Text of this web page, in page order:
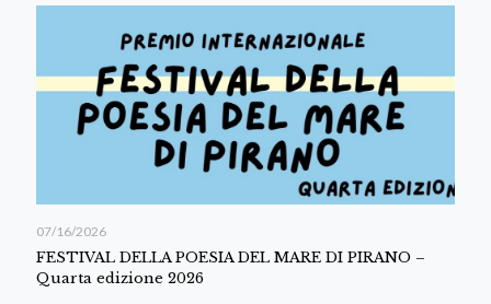
07/16/2026
FESTIVAL DELLA POESIA DEL MARE DI PIRANO –
Quarta edizione 2026